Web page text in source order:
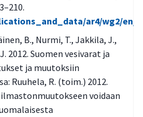
ar4/wg2/en/
B., Nurmi, T., Jakkila, J.,
2012. Suomen vesivarat ja
ja muutoksiin
Ruuhela, R. (toim.) 2012.
voidaan